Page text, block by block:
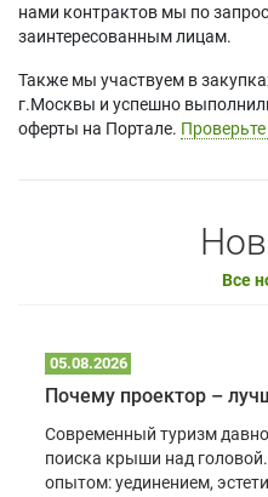
нами контрактов мы по
заинтересованным лицам.
Также мы участвуем в
г.Москвы и успешно
оферты на Портале.
Все
05.08.2026
Современный туризм
поиска крыши над
опытом: уединением,